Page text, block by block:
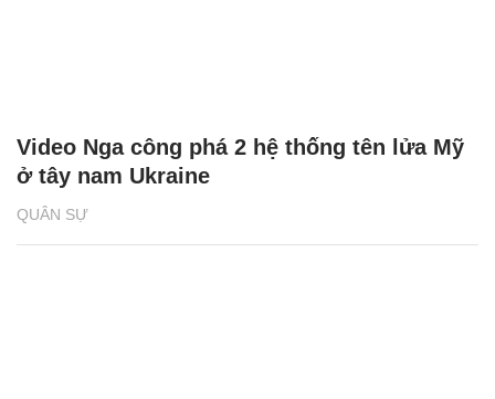
QUÂN SỰ
Video Nga công phá 2 hệ thống tên lửa Mỹ
ở tây nam Ukraine